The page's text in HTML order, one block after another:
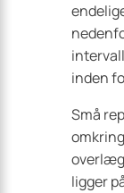
inden
Små
omkring
ligger